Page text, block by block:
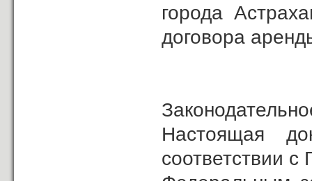
города
договора
Настоящая
соответствии